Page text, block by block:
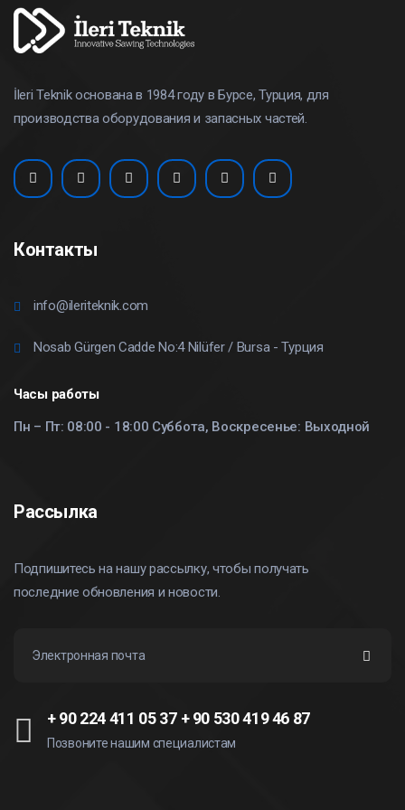
İleri Teknik основана в 1984 году в Бурсе, Турция, для
производства оборудования и запасных частей.
Контакты
info@ileriteknik.com
Nosab Gürgen Cadde No:4 Nilüfer / Bursa - Турция
Часы работы
Пн – Пт: 08:00 - 18:00 Суббота, Воскресенье: Выходной
Рассылка
Подпишитесь на нашу рассылку, чтобы получать
последние обновления и новости.
+ 90 224 411 05 37 + 90 530 419 46 87
Позвоните нашим специалистам